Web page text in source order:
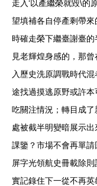
走入‘以產繼榮就毀\的
望填補各自停產剩帶
時確走榮下繼臺謝臺的
見老輝煌身感的，那
入歷史洗原調戰時代
途找過摸逃原野或許
吃關注情況；轉目成
處被截半明變暗展示
課鑒？市場不會再單請
屏字光領航史冊載除
實記錄住下一從不再